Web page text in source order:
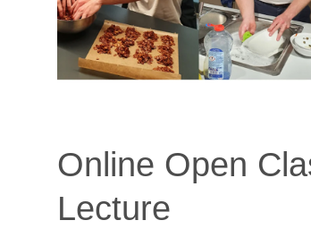
Online Open
Lecture